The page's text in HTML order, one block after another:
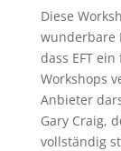
Diese
wunderbare
dass EFT
Workshops
Anbieter
Gary Craig,
vollständig